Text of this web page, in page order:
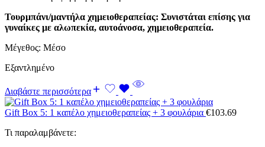
Τουρμπάνι/μαντήλα χημειοθεραπείας: Συνιστάται επίσης για
γυναίκες με αλωπεκία, αυτοάνοσα, χημειοθεραπεία.
Μέγεθος: Μέσο
Εξαντλημένο
Διαβάστε περισσότερα
Gift Box 5: 1 καπέλο χημειοθεραπείας + 3 φουλάρια €103.69
Τι παραλαμβάνετε: